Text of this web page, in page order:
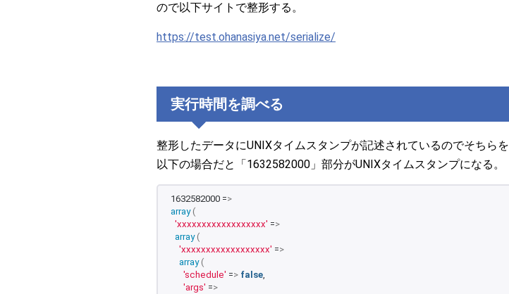
ので以下サイトで整形する。
https://test.ohanasiya.net/serialize/
実行時間を調べる
整形したデータにUNIXタイムスタンプが記述されているのでそちらを
以下の場合だと「1632582000」部分がUNIXタイムスタンプになる。
1632582000 =>
array (
'xxxxxxxxxxxxxxxxxx' =>
array (
'xxxxxxxxxxxxxxxxxx' =>
array (
'schedule' => false,
'args' =>